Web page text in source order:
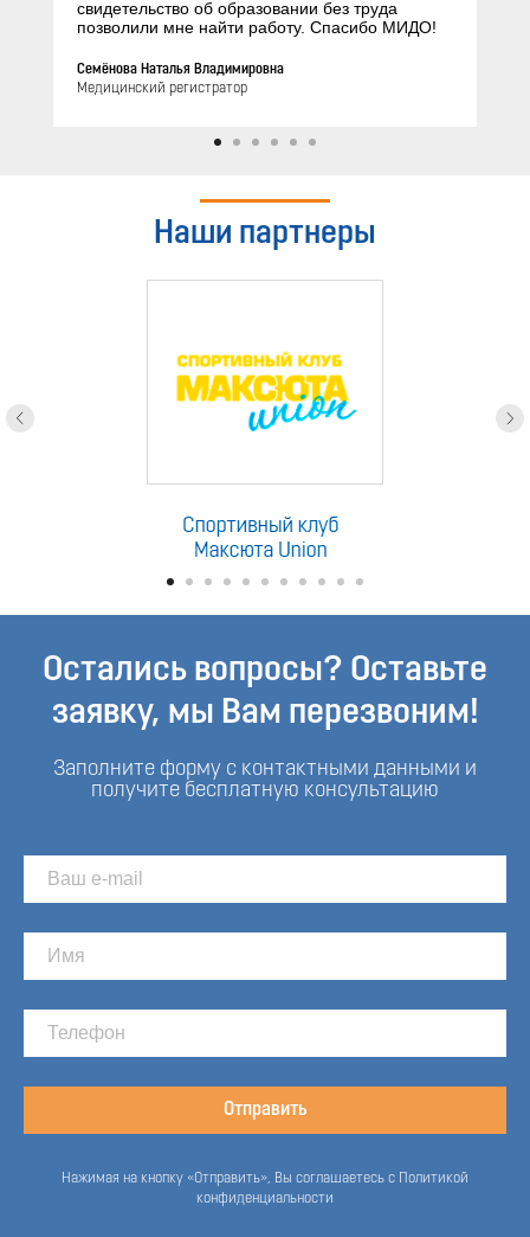
свидетельство об образовании без труда
позволили мне найти работу. Спасибо МИДО!
Семёнова Наталья Владимировна
Медицинский регистратор
Наши партнеры
Остались вопросы? Оставьте
заявку, мы Вам перезвоним!
Заполните форму с контактными данными и
получите бесплатную консультацию
Отправить
Нажимая на кнопку «Отправить», Вы соглашаетесь с Политикой
конфиденциальности